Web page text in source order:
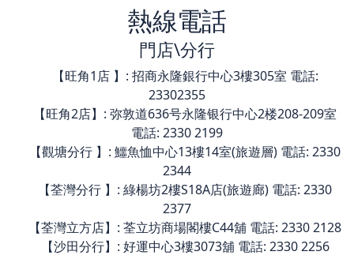
熱線電話
門店\分行
【旺角1店 】: 招商永隆銀行中心3樓305室 電話:
23302355
【旺角2店】: 弥敦道636号永隆银行中心2楼208-209室
電話: 2330 2199
【觀塘分行 】: 鱷魚恤中心13樓14室(旅遊層) 電話: 2330
2344
【荃灣分行 】: 綠楊坊2樓S18A店(旅遊廊) 電話: 2330
2377
【荃灣立方店】: 荃立坊商場閣樓C44舖 電話: 2330 2128
【沙田分行】: 好運中心3樓3073舖 電話: 2330 2256